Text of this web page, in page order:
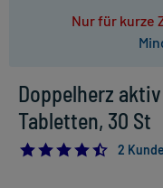
Nur für kurze
Doppelherz
Tabletten, 30 St
4.5
2